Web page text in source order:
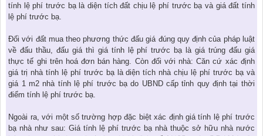
tính lệ phí trước bạ là diện tích đất chịu lệ phí trước bạ và giá đất tính
lệ phí trước bạ.
Đối với đất mua theo phương thức đấu giá đúng quy định của pháp luật
về đấu thầu, đấu giá thì giá tính lệ phí trước bạ là giá trúng đấu giá
thực tế ghi trên hoá đơn bán hàng. Còn đối với nhà: Căn cứ xác định
giá trị nhà tính lệ phí trước bạ là diện tích nhà chịu lệ phí trước bạ và
giá 1 m2 nhà tính lệ phí trước bạ do UBND cấp tỉnh quy định tại thời
điểm tính lệ phí trước bạ.
Ngoài ra, với một số trường hợp đặc biệt xác định giá tính lệ phí trước
bạ nhà như sau: Giá tính lệ phí trước bạ nhà thuộc sở hữu nhà nước